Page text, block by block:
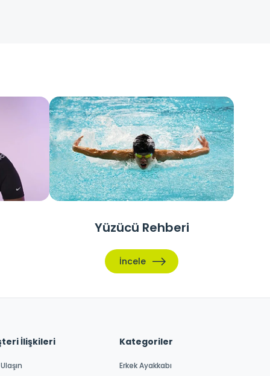
Yüzücü Rehberi
İncele
İlişkileri Kategoriler
Erkek Ayakkabı